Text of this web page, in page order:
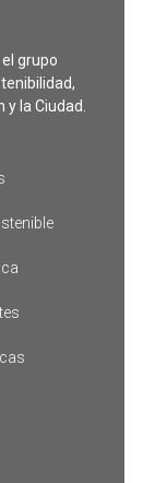
el grupo
la Ciudad.